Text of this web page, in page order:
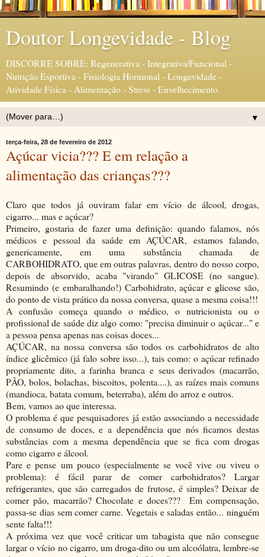
Doutor Longevidade - Blog
DISCORRE SOBRE: Regenerativa - Integrativa/Funcional -
Nutrição Esportiva - Fisiologia Hormonal - Longevidade -
Atividade Física - Alimentação - Stress - Envelhecimento.
▼
terça-feira, 28 de fevereiro de 2012
Açúcar vicia??? E em relação a
alimentação das crianças???
Claro que todos já ouviram falar em vício de álcool, drogas,
cigarro... mas e açúcar?
Primeiro, gostaria de fazer uma definição: quando falamos, nós
médicos e pessoal da saúde em AÇÚCAR, estamos falando,
genericamente, em uma substância chamada de
CARBOHIDRATO, que em outras palavras, dentro do nosso corpo,
depois de absorvido, acaba "virando" GLICOSE (no sangue).
Resumindo (e embaralhando!) Carbohidrato, açúcar e glicose são,
do ponto de vista prático da nossa conversa, quase a mesma coisa!!!
A confusão começa quando o médico, o nutricionista ou o
profissional de saúde diz algo como: "precisa diminuir o açúcar..." e
a pessoa pensa apenas nas coisas doces...
AÇÚCAR, na nossa conversa são todos os carbohidratos de alto
índice glicêmico (já falo sobre isso...), tais como: o açúcar refinado
propriamente dito, a farinha branca e seus derivados (macarrão,
PÃO, bolos, bolachas, biscoitos, polenta....), as raízes mais comuns
(mandioca, batata comum, beterraba), além do arroz e outros.
Bem, vamos ao que interessa.
O problema é que pesquisadores já estão associando a necessidade
de consumo de doces, e a dependência que nós ficamos destas
substâncias com a mesma dependência que se fica com drogas
como cigarro e álcool.
Pare e pense um pouco (especialmente se você vive ou viveu o
problema): é fácil parar de comer carbohidratos? Largar
refrigerantes, que são carregados de frutose, é simples? Deixar de
comer pão, macarrão? Chocolate e doces??? Em compensação,
passa-se dias sem comer carne. Vegetais e saladas então... ninguém
sente falta!!!
A próxima vez que você criticar um tabagista que não consegue
largar o vício no cigarro, um droga-dito ou um alcoólatra, lembre-se